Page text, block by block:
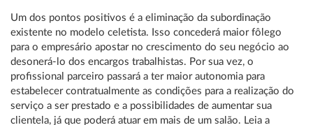
Um dos pontos positivos é a eliminação da subordinação
existente no modelo celetista. Isso concederá maior fôlego
para o empresário apostar no crescimento do seu negócio ao
desonerá-lo dos encargos trabalhistas. Por sua vez, o
profissional parceiro passará a ter maior autonomia para
estabelecer contratualmente as condições para a realização do
serviço a ser prestado e a possibilidades de aumentar sua
clientela, já que poderá atuar em mais de um salão. Leia a